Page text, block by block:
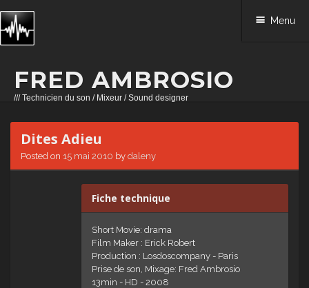
FRED AMBROSIO
/// Technicien du son / Mixeur / Sound designer
Menu
Skip to content
Dites Adieu
Posted on 15 mai 2010 by daleny
Fiche technique
Short Movie: drama
Film Maker : Erick Robert
Production : Losdoscompany - Paris
Prise de son, Mixage: Fred Ambrosio
13min - HD - 2008